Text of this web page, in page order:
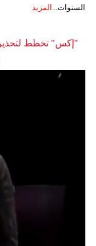
السنوات... المزيد
"إكس" تخطط